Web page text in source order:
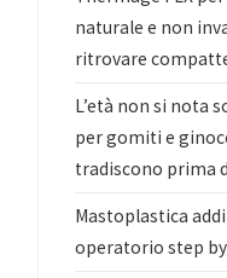
naturale e non
ritrovare
L’età non si nota
per gomiti e
tradiscono prima
Mastoplastica
operatorio step